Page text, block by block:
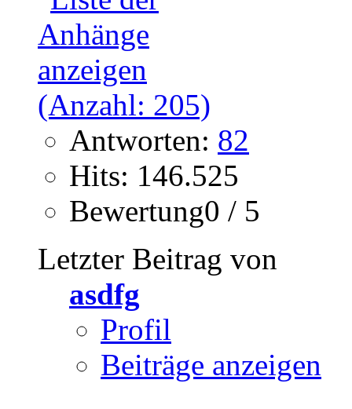
Antworten: 82
Hits: 146.525
Bewertung0 / 5
Letzter Beitrag von
asdfg
Profil
Beiträge anzeigen